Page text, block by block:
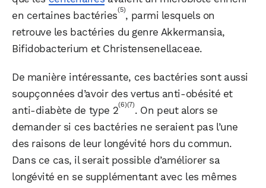
en certaines bactéries(5), parmi lesquels on
retrouve les bactéries du genre Akkermansia,
Bifidobacterium et Christensenellaceae.
De manière intéressante, ces bactéries sont aussi
soupçonnées d’avoir des vertus anti-obésité et
anti-diabète de type 2(6)(7). On peut alors se
demander si ces bactéries ne seraient pas l’une
des raisons de leur longévité hors du commun.
Dans ce cas, il serait possible d’améliorer sa
longévité en se supplémentant avec les mêmes